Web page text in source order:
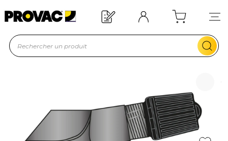
Offre de bienvenue : 20€ offerts !
En savoir plus